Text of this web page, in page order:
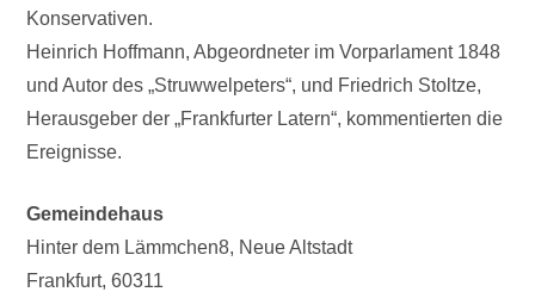
Konservativen.
Heinrich Hoffmann, Abgeordneter im Vorparlament 1848
und Autor des „Struwwelpeters“, und Friedrich Stoltze,
Herausgeber der „Frankfurter Latern“, kommentierten die
Ereignisse.
Gemeindehaus
Hinter dem Lämmchen8 Neue Altstadt
Frankfurt,60311